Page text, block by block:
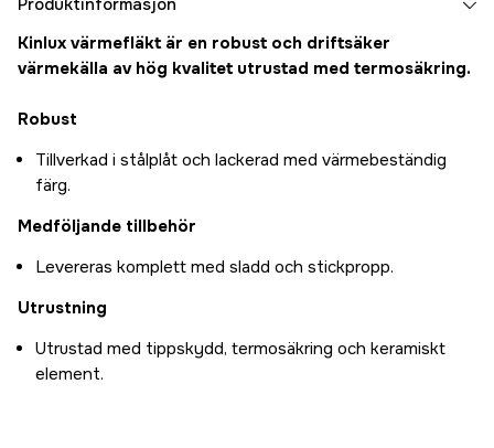
Produktinformasjon
Kinlux värmefläkt är en robust och driftsäker
värmekälla av hög kvalitet utrustad med termosäkring.
Robust
Tillverkad i stålplåt och lackerad med värmebeständig
färg.
Medföljande tillbehör
Levereras komplett med sladd och stickpropp.
Utrustning
Utrustad med tippskydd, termosäkring och keramiskt
element.